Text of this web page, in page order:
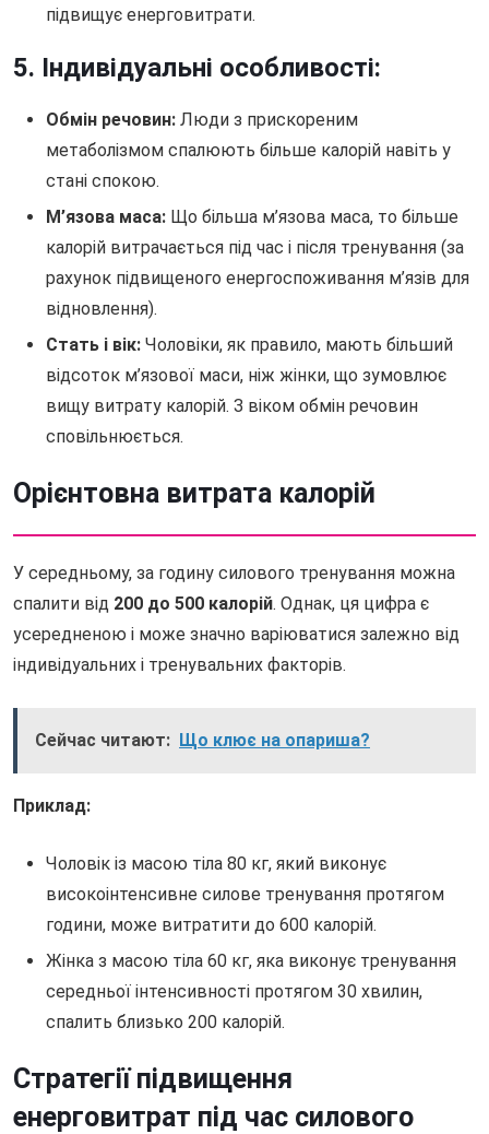
підвищує енерговитрати.
5. Індивідуальні особливості:
Обмін речовин: Люди з прискореним
метаболізмом спалюють більше калорій навіть у
стані спокою.
М’язова маса: Що більша м’язова маса, то більше
калорій витрачається під час і після тренування (за
рахунок підвищеного енергоспоживання м’язів для
відновлення).
Стать і вік: Чоловіки, як правило, мають більший
відсоток м’язової маси, ніж жінки, що зумовлює
вищу витрату калорій. З віком обмін речовин
сповільнюється.
Орієнтовна витрата калорій
У середньому, за годину силового тренування можна
спалити від 200 до 500 калорій. Однак, ця цифра є
усередненою і може значно варіюватися залежно від
індивідуальних і тренувальних факторів.
Сейчас читают: Що клює на опариша?
Приклад:
Чоловік із масою тіла 80 кг, який виконує
високоінтенсивне силове тренування протягом
години, може витратити до 600 калорій.
Жінка з масою тіла 60 кг, яка виконує тренування
середньої інтенсивності протягом 30 хвилин,
спалить близько 200 калорій.
Стратегії підвищення
енерговитрат під час силового